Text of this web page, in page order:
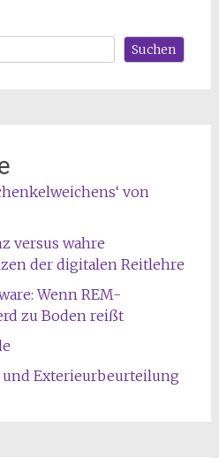
Suchen
von
versus wahre
der digitalen Reitlehre
Wenn REM-
zu Boden reißt
Exterieurbeurteilung